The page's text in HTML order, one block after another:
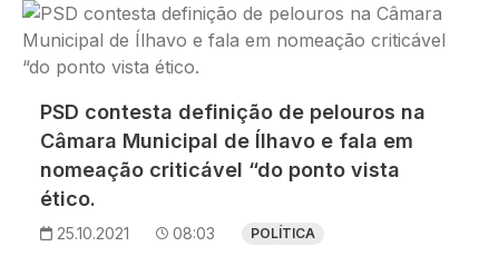
Imagem
PSD contesta definição de pelouros na
Câmara Municipal de Ílhavo e fala em
nomeação criticável “do ponto vista
ético.
25.10.2021 08:03 POLÍTICA